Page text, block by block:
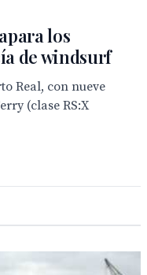
los
de windsurf
Real, con nueve
(clase RS:X